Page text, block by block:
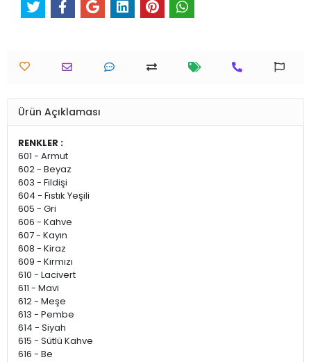
Ürün Açıklaması
RENKLER :
601 - Armut
602 - Beyaz
603 - Fildişi
604 - Fıstık Yeşili
605 - Gri
606 - Kahve
607 - Kayın
608 - Kiraz
609 - Kırmızı
610 - Lacivert
611 - Mavi
612 - Meşe
613 - Pembe
614 - Siyah
615 - Sütlü Kahve
616 - Be